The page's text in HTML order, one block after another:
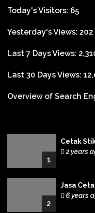
Today's Visitors: 65
Yesterday's Views: 202
Last 7 Days Views:
Last 30 Days Views:
Overview of Search
1
Cetak
2 years
2
Jasa
6 years